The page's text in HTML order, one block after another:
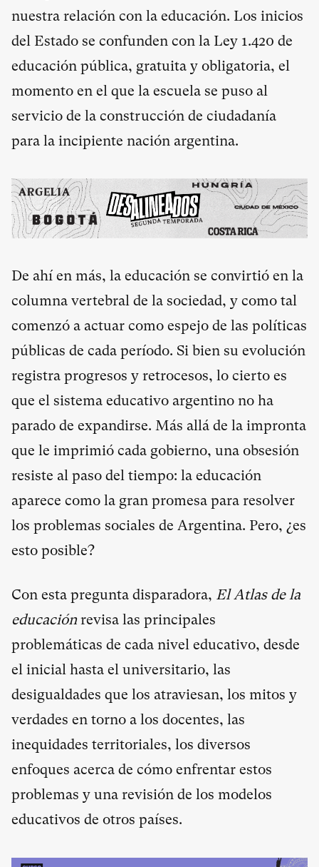
nuestra relación con la educación. Los inicios
del Estado se confunden con la Ley 1.420 de
educación pública, gratuita y obligatoria, el
momento en el que la escuela se puso al
servicio de la construcción de ciudadanía
para la incipiente nación argentina.
De ahí en más, la educación se convirtió en la
columna vertebral de la sociedad, y como tal
comenzó a actuar como espejo de las políticas
públicas de cada período. Si bien su evolución
registra progresos y retrocesos, lo cierto es
que el sistema educativo argentino no ha
parado de expandirse. Más allá de la impronta
que le imprimió cada gobierno, una obsesión
resiste al paso del tiempo: la educación
aparece como la gran promesa para resolver
los problemas sociales de Argentina. Pero, ¿es
esto posible?
Con esta pregunta disparadora, El Atlas de la
educaciónrevisa las principales
problemáticas de cada nivel educativo, desde
el inicial hasta el universitario, las
desigualdades que los atraviesan, los mitos y
verdades en torno a los docentes, las
inequidades territoriales, los diversos
enfoques acerca de cómo enfrentar estos
problemas y una revisión de los modelos
educativos de otros países.